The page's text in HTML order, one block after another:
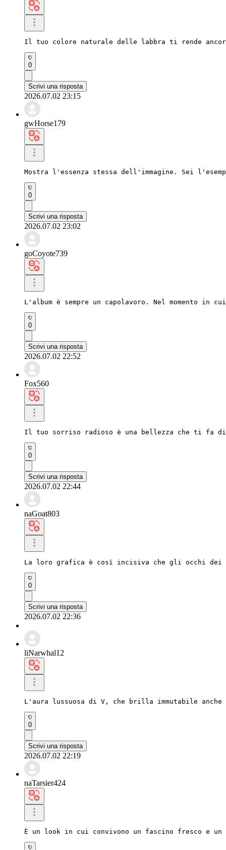
Il tuo colore naturale delle labbra ti rende
0
Scrivi una risposta
2026.07.02 23:15
gwHorse179
Mostra l'essenza stessa dell'immagine. Sei
0
Scrivi una risposta
2026.07.02 23:02
goCoyote739
L'album è sempre un capolavoro. Nel momento
0
Scrivi una risposta
2026.07.02 22:52
Fox560
Il tuo sorriso radioso è una bellezza che ti fa
0
Scrivi una risposta
2026.07.02 22:44
naGoat803
La loro grafica è così incisiva che gli occhi dei
0
Scrivi una risposta
2026.07.02 22:36
liNarwhal12
L'aura lussuosa di V, che brilla immutabile
0
Scrivi una risposta
2026.07.02 22:19
naTarsier424
È un look in cui convivono un fascino fresco e